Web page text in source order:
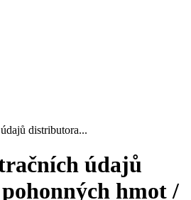
distributora...
údajů
hmot /